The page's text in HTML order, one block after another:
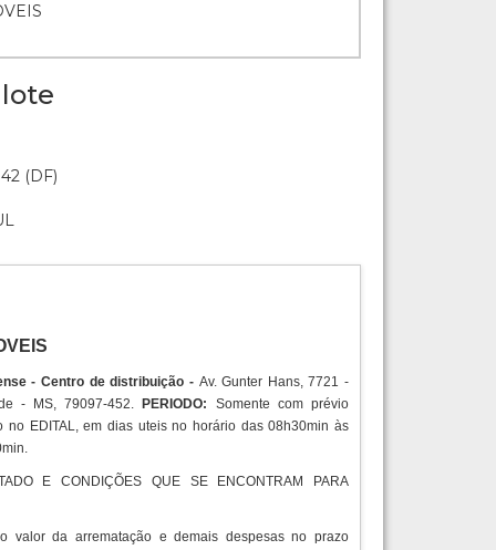
(DF)
- Centro de distribuição - Av. Gunter Hans, 7721 -
- MS, 79097-452.
PERIODO:
Somente com prévio
no EDITAL, em dias uteis no horário das 08h30min às
E CONDIÇÕES QUE SE ENCONTRAM PARA
valor da arrematação e demais despesas no prazo